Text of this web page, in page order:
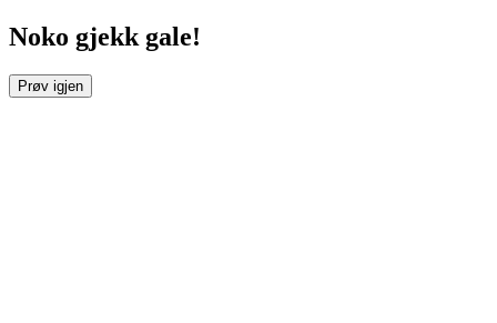
Noko gjekk gale!
Prøv igjen